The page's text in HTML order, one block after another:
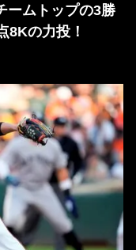
ームトップの3勝
の力投！